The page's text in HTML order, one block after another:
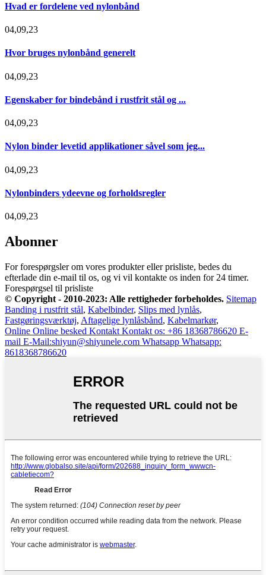
Hvad er fordelene ved nylonbånd
04,09,23
Hvor bruges nylonbånd generelt
04,09,23
Egenskaber for bindebånd i rustfrit stål og ...
04,09,23
Nylon binder levetid applikationer såvel som jeg...
04,09,23
Nylonbinders ydeevne og forholdsregler
04,09,23
Abonner
For forespørgsler om vores produkter eller prisliste, bedes du
efterlade din e-mail til os, og vi vil kontakte os inden for 24 timer.
Forespørgsel til prisliste
© Copyright - 2010-2023: Alle rettigheder forbeholdes. Sitemap
Banding i rustfrit stål, Kabelbinder, Slips med lynlås,
Fastgøringsværktøj, Aftagelige lynlåsbånd, Kabelmarkør,
Online Online besked Kontakt Kontakt os: +86 18368786620 E-
mail E-Mail:shiyun@shiyunele.com Whatsapp Whatsapp:
8618368786620